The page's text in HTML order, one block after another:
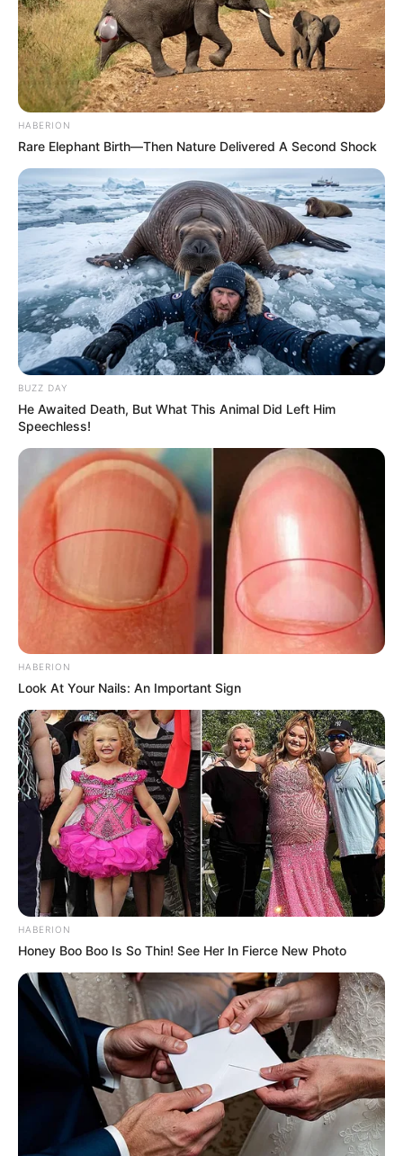
Facebook
Twitter
Pinterest
Share
22/04/2013
Recomendados para você
Como fazer um lindo lustre
de renda – passo a passo
com fios de juta
Espelho criativo feito com
prendedores de roupa
cortina da sua casa
diferente
Deixe seu comentário
15 Comentários
eulenice há 13 anos
achei linnnda a cortina feita, e muitas outras coisas
tbm….parabensss.. amoooo artesanato…
raque aparecida de borba da silva há 13 anos
HABERION
Rare Elephant Birth—Then Nature Delivered A Second Shock
BUZZ DAY
He Awaited Death, But What This Animal Did Left Him
Speechless!
HABERION
Look At Your Nails: An Important Sign
HABERION
Honey Boo Boo Is So Thin! See Her In Fierce New Photo